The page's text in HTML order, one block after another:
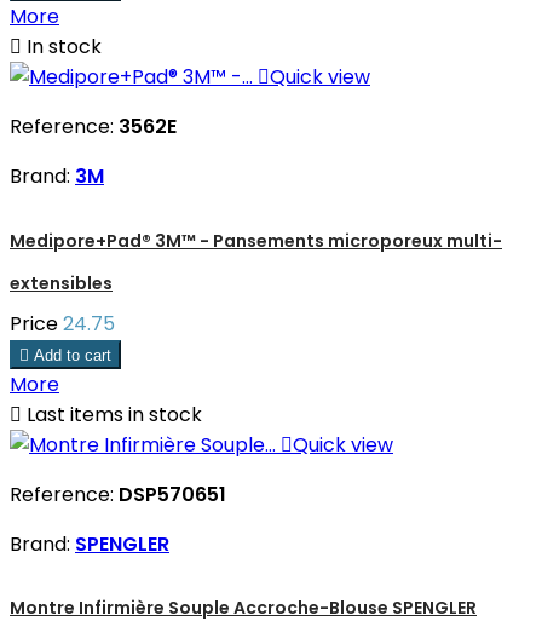
More
 In stock
Quick view
Reference: 3562E
Brand: 3M
Medipore+Pad® 3M™ - Pansements microporeux multi-
extensibles
Price24.75
 Add to cart
More
 Last items in stock
Quick view
Reference: DSP570651
Brand: SPENGLER
Montre Infirmière Souple Accroche-Blouse SPENGLER